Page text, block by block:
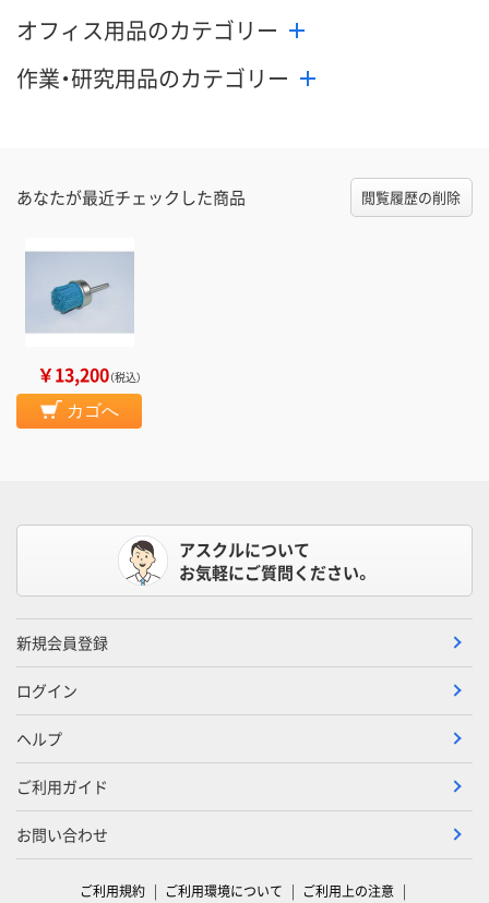
オフィス用品のカテゴリー
作業・研究用品のカテゴリー
あなたが最近チェックした商品 閲覧履歴の削除
￥13,200（税込）
カゴへ
アスクルについて
お気軽にご質問ください。
新規会員登録
ログイン
ヘルプ
ご利用ガイド
お問い合わせ
ご利用規約 ご利用環境について ご利用上の注意